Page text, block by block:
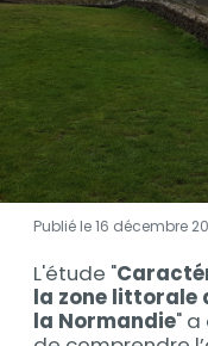
Publié le 16 décembre
Description
L'étude "
la zone littorale
la Normandie" a